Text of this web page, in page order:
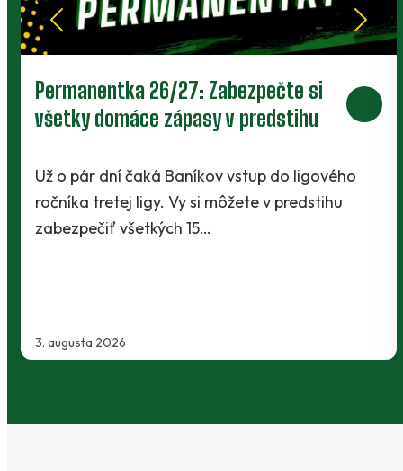
Prievidza postúpila do 2. kola pohára.
V Kanianke rozhodol z penalty v
2. augusta 2026
Baníci vstúpili do ostrej sezóny súbojom 1.
Slovnaft Cupu, keď vycestovali do neďalekej